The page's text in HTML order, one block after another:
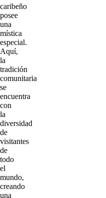
caribeño
posee
una
mística
especial.
Aquí,
la
tradición
comunitaria
se
encuentra
con
la
diversidad
de
visitantes
de
todo
el
mundo,
creando
una